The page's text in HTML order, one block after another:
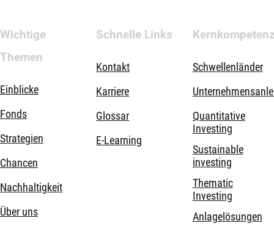
Wichtige
Themen
Einblicke
Fonds
Strategien
Chancen
Nachhaltigkeit
Über uns
Schnelle Links
Kontakt
Karriere
Glossar
E-Learning
Schwellenländer
Quantitative
Investing
Sustainable
investing
Thematic
Investing
Anlagelösungen